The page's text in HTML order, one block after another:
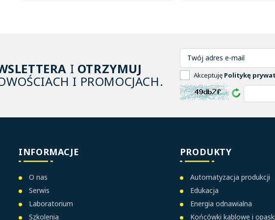
I OTRZYMUJ
I PROMOCJACH. Akceptuję Politykę
INFORMACJE
O nas
Serwis
Laboratorium
Szkolenia
PRODUKTY
Automatyzacja produkcji
Edukacja
Energia odnawialna
Końcówki kablowe i